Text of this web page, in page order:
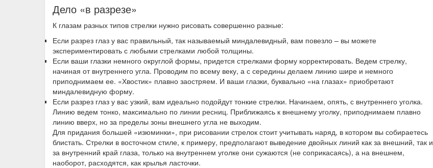
Дело «в разрезе»
К глазам разных типов стрелки нужно рисовать совершенно разные:
Если разрез глаз у вас правильный, так называемый миндалевидный, вам повезло – вы можете
экспериментировать с любыми стрелками любой толщины.
Если ваши глазки немного округлой формы, придется стрелками форму корректировать. Ведем стрелку,
начиная от внутреннего угла. Проводим по всему веку, а с середины делаем линию шире и немного
приподнимаем ее. «Хвостик» плавно заостряем. И ваши глазки, буквально «на глазах» приобретают
миндалевидную форму.
Если разрез глаз у вас узкий, вам идеально подойдут тонкие стрелки. Начинаем, опять, с внутреннего уголка.
Линию ведем тонко, максимально по линии ресниц. Приближаясь к внешнему уголку, приподнимаем плавно
линию вверх, но за пределы зоны внешнего угла не выходим.
Для придания большей «изюминки», при рисовании стрелок стоит учитывать наряд, в котором вы собираетесь
блистать. Стрелки в восточном стиле, к примеру, предполагают выведение двойных линий как за внешний, так и
за внутренний край глаза, только на внутреннем уголке они сужаются (не соприкасаясь), а на внешнем,
наоборот, расходятся, как крылья ласточки.